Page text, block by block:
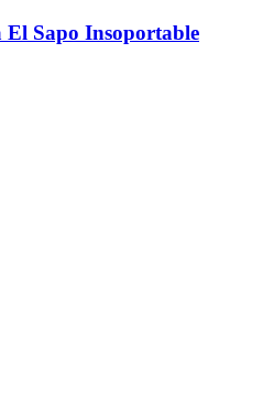
Sapo Insoportable